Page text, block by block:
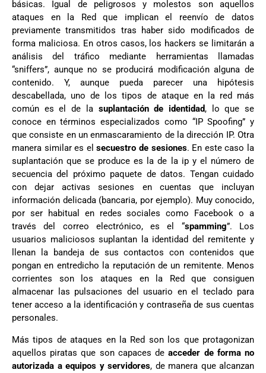
básicas. Igual de peligrosos y molestos son aquellos
ataques en la Red que implican el reenvío de datos
previamente transmitidos tras haber sido modificados de
forma maliciosa. En otros casos, los hackers se limitarán a
análisis del tráfico mediante herramientas llamadas
“sniffers”, aunque no se producirá modificación alguna de
contenido. Y, aunque pueda parecer una hipótesis
descabellada, uno de los tipos de ataque en la red más
común es el de la suplantación de identidad, lo que se
conoce en términos especializados como “IP Spoofing” y
que consiste en un enmascaramiento de la dirección IP. Otra
manera similar es elsecuestro de sesiones. En este caso la
suplantación que se produce es la de la ip y el número de
secuencia del próximo paquete de datos. Tengan cuidado
con dejar activas sesiones en cuentas que incluyan
información delicada (bancaria, por ejemplo). Muy conocido,
por ser habitual en redes sociales como Facebook o a
través del correo electrónico, es el “spamming”. Los
usuarios maliciosos suplantan la identidad del remitente y
llenan la bandeja de sus contactos con contenidos que
pongan en entredicho la reputación de un remitente. Menos
corrientes son los ataques en la Red que consiguen
almacenar las pulsaciones del usuario en el teclado para
tener acceso a la identificación y contraseña de sus cuentas
personales.
Más tipos de ataques en la Red son los que protagonizan
aquellos piratas que son capaces deacceder de forma no
autorizada a equipos y servidores, de manera que alcanzan